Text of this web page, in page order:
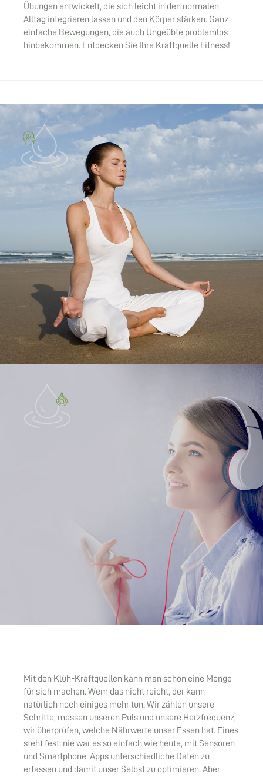
Übungen entwickelt, die sich leicht in den normalen
Alltag integrieren lassen und den Körper stärken. Ganz
einfache Bewegungen, die auch Ungeübte problemlos
hinbekommen. Entdecken Sie Ihre Kraftquelle Fitness!
Mit den Klüh-Kraftquellen kann man schon eine Menge
für sich machen. Wem das nicht reicht, der kann
natürlich noch einiges mehr tun. Wir zählen unsere
Schritte, messen unseren Puls und unsere Herzfrequenz,
wir überprüfen, welche Nährwerte unser Essen hat. Eines
steht fest: nie war es so einfach wie heute, mit Sensoren
und Smartphone-Apps unterschiedliche Daten zu
erfassen und damit unser Selbst zu optimieren. Aber